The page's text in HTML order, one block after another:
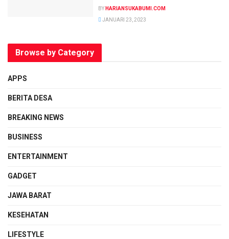
BY HARIANSUKABUMI.COM
JANUARI 23, 2023
Browse by Category
APPS
BERITA DESA
BREAKING NEWS
BUSINESS
ENTERTAINMENT
GADGET
JAWA BARAT
KESEHATAN
LIFESTYLE